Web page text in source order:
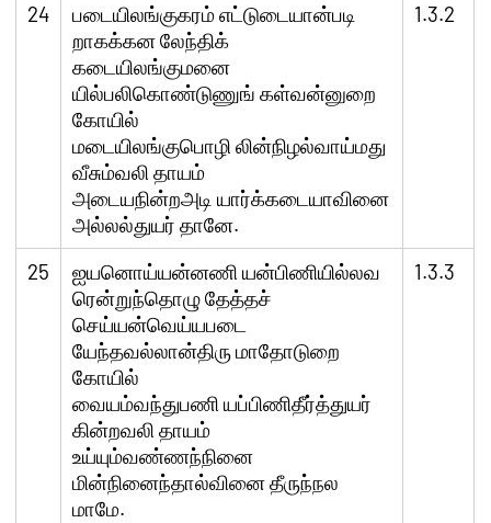
24
படையிலங்குகரம் எட்டுடையான்படி
றாகக்கன லேந்திக்
கடையிலங்குமனை
யில்பலிகொண்டுணுங் கள்வன்னுறை
கோயில்
மடையிலங்குபொழி லின்நிழல்வாய்மது
வீசும்வலி தாயம்
அடையநின்றஅடி யார்க்கடையாவினை
அல்லல்துயர் தானே.
1.3.2
25
ஐயனொய்யன்னணி யன்பிணியில்லவ
ரென்றுந்தொழு தேத்தச்
செய்யன்வெய்யபடை
யேந்தவல்லான்திரு மாதோடுறை
கோயில்
வையம்வந்துபணி யப்பிணிதீர்த்துயர்
கின்றவலி தாயம்
உய்யும்வண்ணந்நினை
மின்நினைந்தால்வினை தீருந்நல
மாமே.
1.3.3